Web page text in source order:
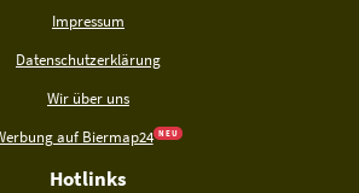
Impressum
Datenschutzerklärung
Wir über uns
auf Biermap24 N E U
Hotlinks